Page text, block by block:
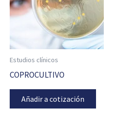
Estudios clínicos
COPROCULTIVO
Añadir a cotización